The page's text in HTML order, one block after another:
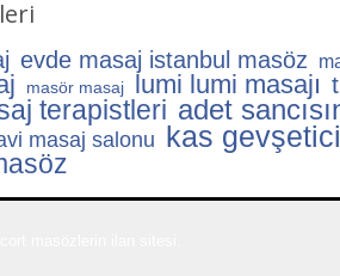
evde masaj istanbul masöz
masör masaj lumi lumi masajı
terapistleri adet
masaj salonu kas